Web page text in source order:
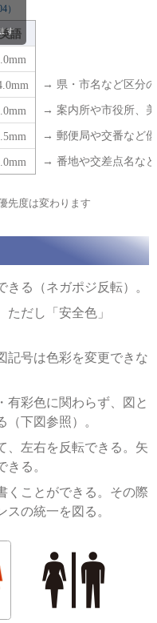
）
英語
→ 県・市名など区分
→ 案内所や市役所、
→ 郵便局や交番など
→ 番地や交差点名な
先度は変わります
る（ネガポジ反転）。
だし「安全色」
記号は色彩を変更できな
有彩色に関わらず、図と
下図参照）。
、左右を反転できる。矢
る。
くことができる。その際
の統一を図る。